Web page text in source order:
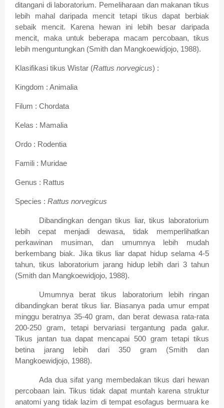
ditangani di laboratorium. Pemeliharaan dan makanan tikus
lebih mahal daripada mencit tetapi tikus dapat berbiak
sebaik mencit. Karena hewan ini lebih besar daripada
mencit, maka untuk beberapa macam percobaan, tikus
lebih menguntungkan (Smith dan Mangkoewidjojo, 1988).
Klasifikasi tikus Wistar (Rattus norvegicus) :
Kingdom : Animalia
Filum : Chordata
Kelas : Mamalia
Ordo : Rodentia
Famili : Muridae
Genus : Rattus
Species : Rattus norvegicus
Dibandingkan dengan tikus liar, tikus laboratorium
lebih cepat menjadi dewasa, tidak memperlihatkan
perkawinan musiman, dan umumnya lebih mudah
berkembang biak. Jika tikus liar dapat hidup selama 4-5
tahun, tikus laboratorium jarang hidup lebih dari 3 tahun
(Smith dan Mangkoewidjojo, 1988).
Umumnya berat tikus laboratorium lebih ringan
dibandingkan berat tikus liar. Biasanya pada umur empat
minggu beratnya 35-40 gram, dan berat dewasa rata-rata
200-250 gram, tetapi bervariasi tergantung pada galur.
Tikus jantan tua dapat mencapai 500 gram tetapi tikus
betina jarang lebih dari 350 gram (Smith dan
Mangkoewidjojo, 1988).
Ada dua sifat yang membedakan tikus dari hewan
percobaan lain. Tikus tidak dapat muntah karena struktur
anatomi yang tidak lazim di tempat esofagus bermuara ke